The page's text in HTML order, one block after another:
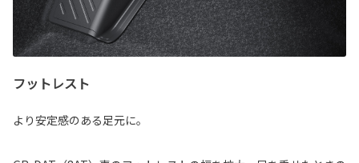
フットレスト
より安定感のある足元に。